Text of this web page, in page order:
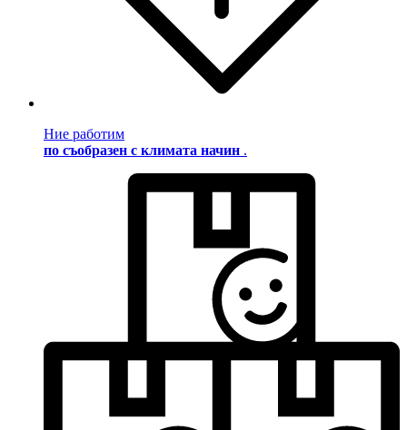
Ние работим
по съобразен с климата начин .